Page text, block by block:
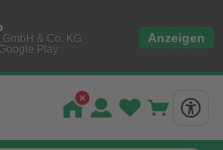
& Co. KG
Play
Anzeigen